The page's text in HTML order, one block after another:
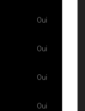
Oui
Oui
Oui
Oui